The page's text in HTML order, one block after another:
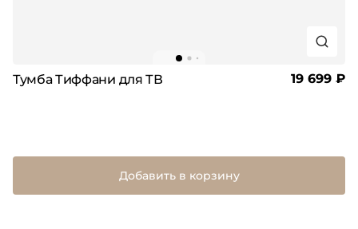
Тумба Тиффани для ТВ 19 699 ₽
Добавить в корзину